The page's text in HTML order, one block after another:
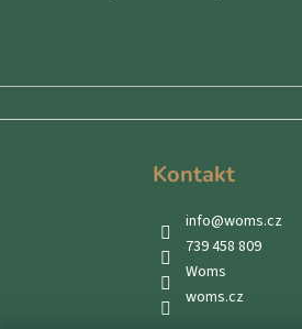
Kontakt
info@woms.cz
739 458 809
Woms
woms.cz